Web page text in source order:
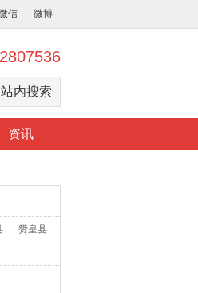
信 微博
资讯
赞皇县